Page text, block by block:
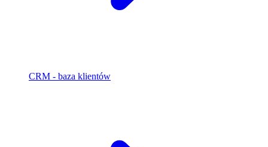
CRM - baza klientów